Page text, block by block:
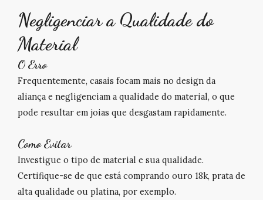
Negligenciar a Qualidade do
Material
O Erro
Frequentemente, casais focam mais no design da
aliança e negligenciam a qualidade do material, o que
pode resultar em joias que desgastam rapidamente.
Como Evitar
Investigue o tipo de material e sua qualidade.
Certifique-se de que está comprando ouro 18k, prata de
alta qualidade ou platina, por exemplo.